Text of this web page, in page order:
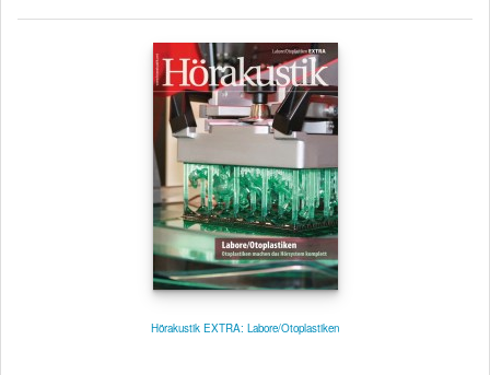
Hörakustik EXTRA: Labore/Otoplastiken